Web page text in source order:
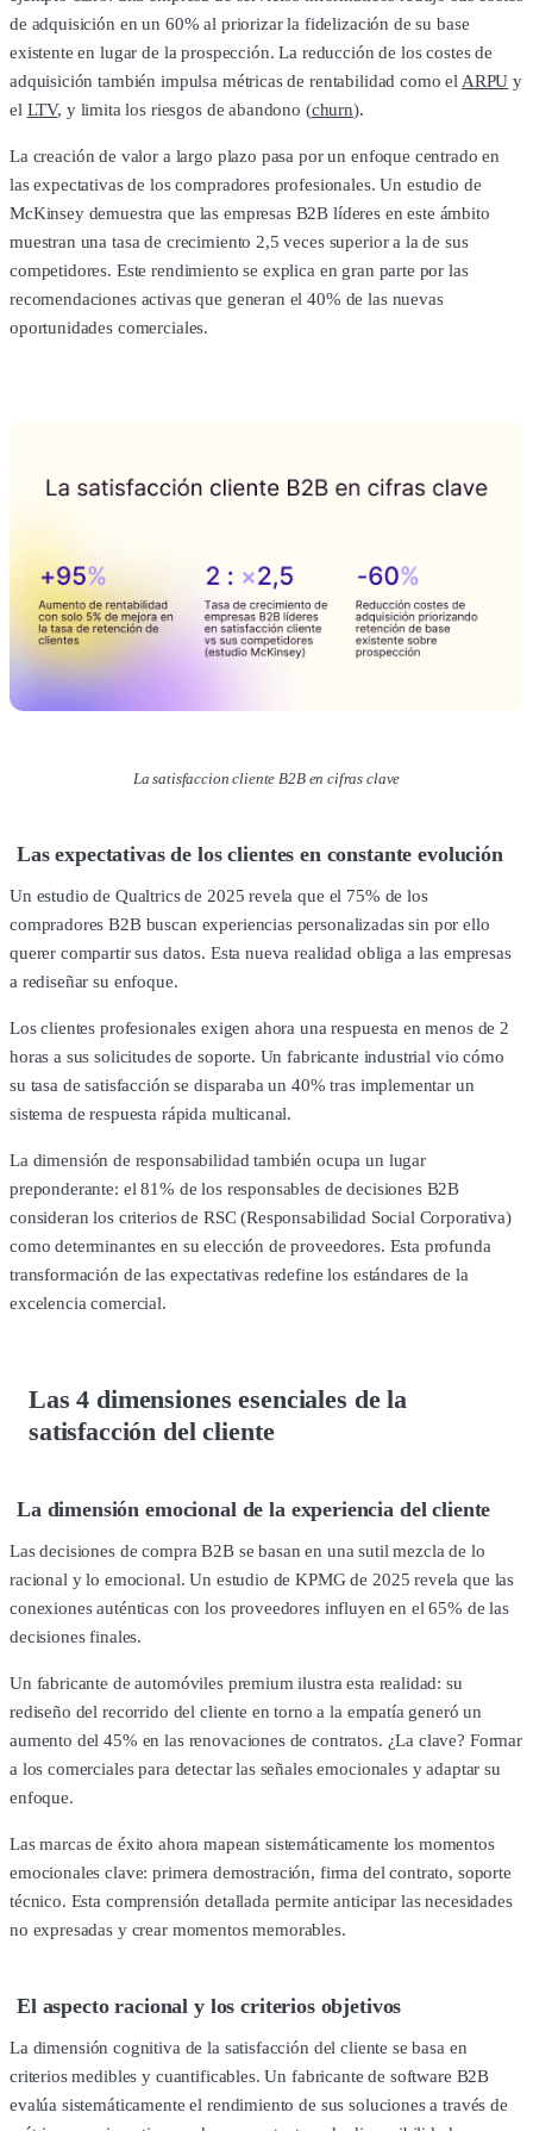
de adquisición en un 60% al priorizar la fidelización de su base
existente en lugar de la prospección. La reducción de los costes de
adquisición también impulsa métricas de rentabilidad como el ARPU y
el LTV, y limita los riesgos de abandono (churn).
La creación de valor a largo plazo pasa por un enfoque centrado en
las expectativas de los compradores profesionales. Un estudio de
McKinsey demuestra que las empresas B2B líderes en este ámbito
muestran una tasa de crecimiento 2,5 veces superior a la de sus
competidores. Este rendimiento se explica en gran parte por las
recomendaciones activas que generan el 40% de las nuevas
oportunidades comerciales.
La satisfaccion cliente B2B en cifras clave
Las expectativas de los clientes en constante evolución
Un estudio de Qualtrics de 2025 revela que el 75% de los
compradores B2B buscan experiencias personalizadas sin por ello
querer compartir sus datos. Esta nueva realidad obliga a las empresas
a rediseñar su enfoque.
Los clientes profesionales exigen ahora una respuesta en menos de 2
horas a sus solicitudes de soporte. Un fabricante industrial vio cómo
su tasa de satisfacción se disparaba un 40% tras implementar un
sistema de respuesta rápida multicanal.
La dimensión de responsabilidad también ocupa un lugar
preponderante: el 81% de los responsables de decisiones B2B
consideran los criterios de RSC (Responsabilidad Social Corporativa)
como determinantes en su elección de proveedores. Esta profunda
transformación de las expectativas redefine los estándares de la
excelencia comercial.
Las 4 dimensiones esenciales de la
satisfacción del cliente
La dimensión emocional de la experiencia del cliente
Las decisiones de compra B2B se basan en una sutil mezcla de lo
racional y lo emocional. Un estudio de KPMG de 2025 revela que las
conexiones auténticas con los proveedores influyen en el 65% de las
decisiones finales.
Un fabricante de automóviles premium ilustra esta realidad: su
rediseño del recorrido del cliente en torno a la empatía generó un
aumento del 45% en las renovaciones de contratos. ¿La clave? Formar
a los comerciales para detectar las señales emocionales y adaptar su
enfoque.
Las marcas de éxito ahora mapean sistemáticamente los momentos
emocionales clave: primera demostración, firma del contrato, soporte
técnico. Esta comprensión detallada permite anticipar las necesidades
no expresadas y crear momentos memorables.
El aspecto racional y los criterios objetivos
La dimensión cognitiva de la satisfacción del cliente se basa en
criterios medibles y cuantificables. Un fabricante de software B2B
evalúa sistemáticamente el rendimiento de sus soluciones a través de